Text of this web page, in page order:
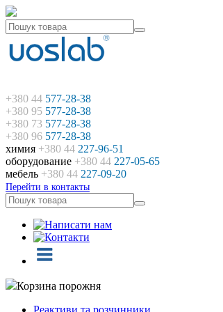
+380 44 577-28-38
+380 95 577-28-38
+380 73 577-28-38
+380 96 577-28-38
химия +380 44 227-96-51
оборудование +380 44 227-05-65
мебель +380 44 227-09-20
Перейти в контакты
Корзина порожня
Реактиви та розчинники